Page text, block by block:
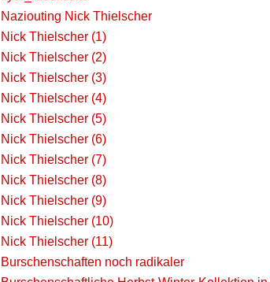
Naziouting Nick Thielscher
Nick Thielscher (1)
Nick Thielscher (2)
Nick Thielscher (3)
Nick Thielscher (4)
Nick Thielscher (5)
Nick Thielscher (6)
Nick Thielscher (7)
Nick Thielscher (8)
Nick Thielscher (9)
Nick Thielscher (10)
Nick Thielscher (11)
Burschenschaften noch radikaler